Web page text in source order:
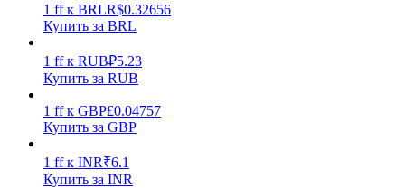
Получайте конкурентные награды ежедневно
1 ff к BRLR$0.32656
Купить за BRL
1 ff к RUB₽5.23
Купить за RUB
1 ff к GBP£0.04757
Купить за GBP
1 ff к INR₹6.1
Купить за INR